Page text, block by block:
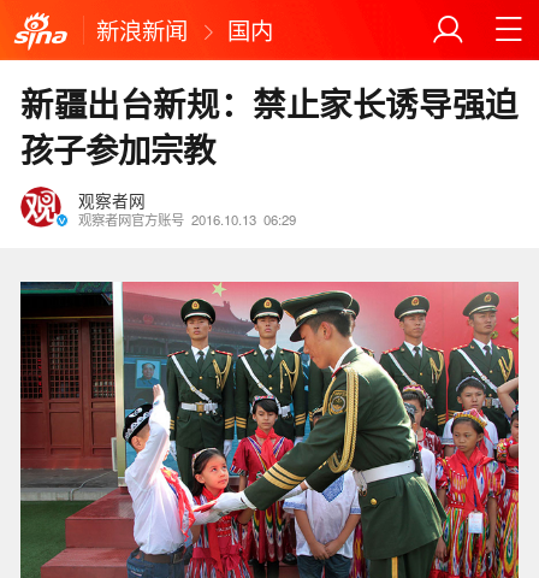
新浪新闻 国内
新疆出台新规：禁止家长诱导强迫
孩子参加宗教
观察者网
观察者网官方账号 2016.10.13 06:29